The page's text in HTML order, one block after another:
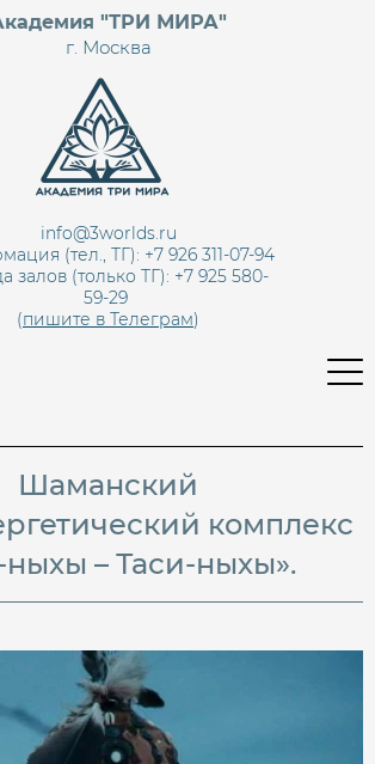
info@3worlds.ru
(тел., ТГ): +7 926 311-07-94
залов (только ТГ): +7 925 580-
59-29
(пишите в Телеграм)
"ТРИ МИРА"
г. Москва
Шаманский
комплекс
– Таси-ныхы».